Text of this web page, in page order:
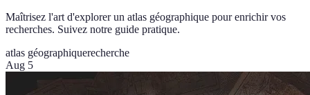
Maîtrisez l'art d'explorer un atlas géographique pour enrichir vos
recherches. Suivez notre guide pratique.
atlas géographiquerecherche
Aug 5